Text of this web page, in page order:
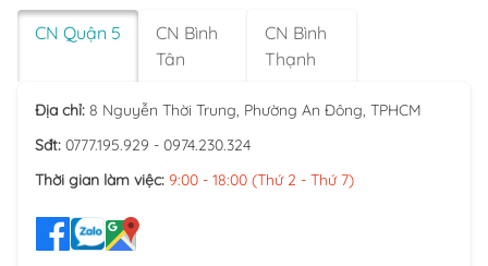
CN Quận 5
CN Bình
Tân
CN Bình
Thạnh
Địa chỉ: 8 Nguyễn Thời Trung, Phường An Đông, TPHCM
Sđt: 0777.195.929 - 0974.230.324
Thời gian làm việc: 9:00 - 18:00 (Thứ 2 - Thứ 7)